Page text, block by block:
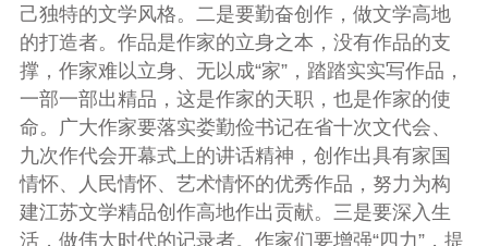
己独特的文学风格。二是要勤奋创作，做文学高地
的打造者。作品是作家的立身之本，没有作品的支
撑，作家难以立身、无以成“家”，踏踏实实写作品，
一部一部出精品，这是作家的天职，也是作家的使
命。广大作家要落实娄勤俭书记在省十次文代会、
九次作代会开幕式上的讲话精神，创作出具有家国
情怀、人民情怀、艺术情怀的优秀作品，努力为构
建江苏文学精品创作高地作出贡献。三是要深入生
活，做伟大时代的记录者。作家们要增强“四力”，提